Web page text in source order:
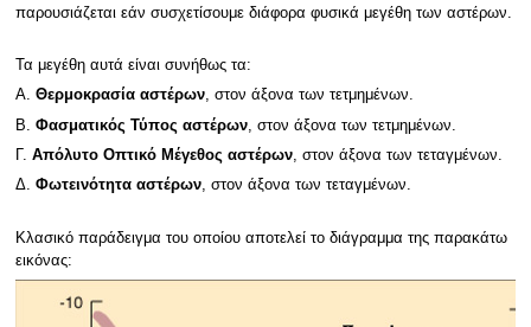
παρουσιάζεται εάν συσχετίσουμε διάφορα φυσικά μεγέθη των αστέρων.
Τα μεγέθη αυτά είναι συνήθως τα:
Α. Θερμοκρασία αστέρων, στον άξονα των τετμημένων.
Β. Φασματικός Τύπος αστέρων, στον άξονα των τετμημένων.
Γ. Απόλυτο Οπτικό Μέγεθος αστέρων, στον άξονα των τεταγμένων.
Δ. Φωτεινότητα αστέρων, στον άξονα των τεταγμένων.
Κλασικό παράδειγμα του οποίου αποτελεί το διάγραμμα της παρακάτω
εικόνας: